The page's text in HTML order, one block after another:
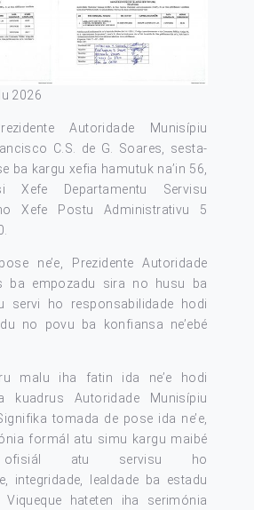
2026
Autoridade Munisípiu
C.S. de G. Soares, sesta-
ba kargu xefia hamutuk na’in 56,
Xefe Departamentu Servisu
Xefe Postu Administrativu 5
ne’e, Prezidente Autoridade
ba empozadu sira no husu ba
servi ho responsabilidade hodi
no povu ba konfiansa ne’ebé
malu iha fatin ida ne’e hodi
kuadrus Autoridade Munisípiu
tomada de pose ida ne’e,
formál atu simu kargu maibé
ofisiál atu servisu ho
integridade, lealdade ba estadu
Viqueque hateten iha serimónia